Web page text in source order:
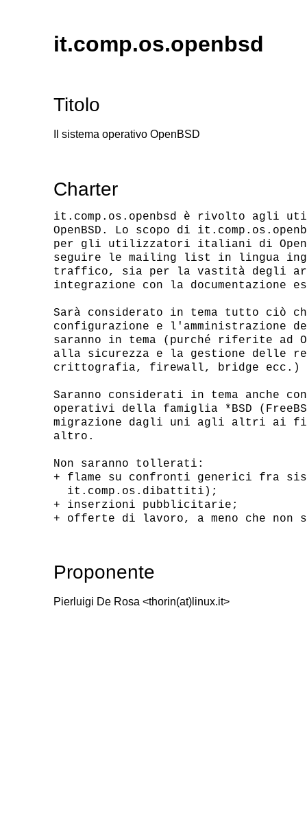
it.comp.os.openbsd
Titolo
Il sistema operativo OpenBSD
Charter
it.comp.os.openbsd è rivolto agli
OpenBSD. Lo scopo di
per gli utilizzatori italiani di
seguire le mailing list in lingua
traffico, sia per la vastità degli
integrazione con la
Sarà considerato in tema tutto ciò
configurazione e l'amministrazione
saranno in tema (purché riferite ad
alla sicurezza e la gestione delle
crittografia, firewall, bridge ecc.)
Saranno considerati in tema anche
operativi della famiglia *BSD
migrazione dagli uni agli altri ai
altro.
Non saranno tollerati:
+ flame su confronti generici fra
  it.comp.os.dibattiti);
+ inserzioni pubblicitarie;
Proponente
Pierluigi De Rosa <thorin(at)linux.it>